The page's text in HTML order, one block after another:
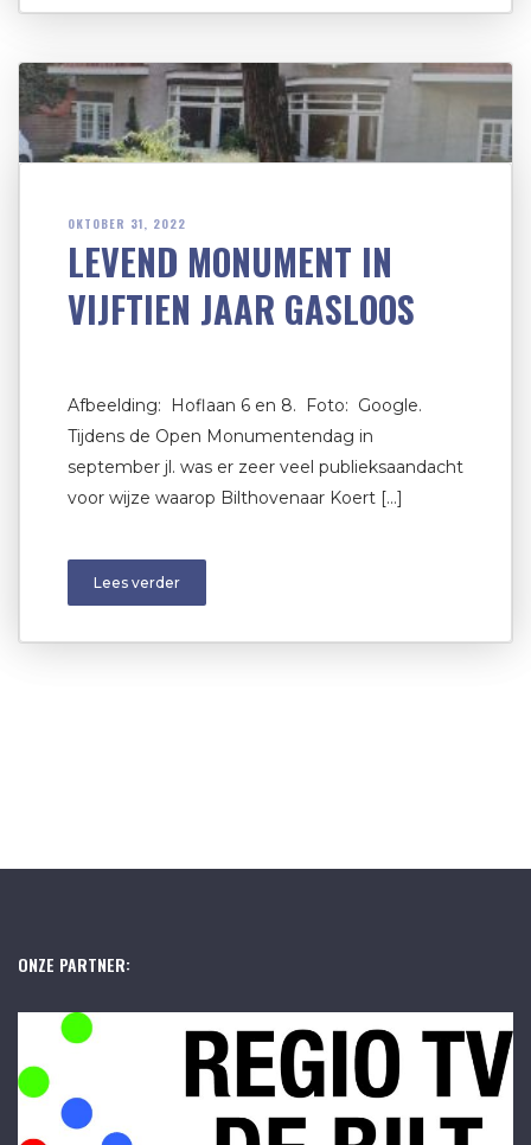
OKTOBER 31, 2022
LEVEND MONUMENT IN
VIJFTIEN JAAR GASLOOS
Afbeelding: Hoflaan 6 en 8. Foto: Google.
Tijdens de Open Monumentendag in
september jl. was er zeer veel publieksaandacht
voor wijze waarop Bilthovenaar Koert […]
Lees verder
ONZE PARTNER: